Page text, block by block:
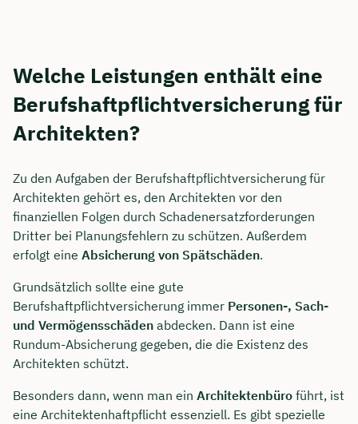
Welche Leistungen enthält eine
Berufshaftpflichtversicherung für
Architekten?
Zu den Aufgaben der Berufshaftpflichtversicherung für
Architekten gehört es, den Architekten vor den
finanziellen Folgen durch Schadenersatzforderungen
Dritter bei Planungsfehlern zu schützen. Außerdem
erfolgt eine Absicherung von Spätschäden.
Grundsätzlich sollte eine gute
Berufshaftpflichtversicherung immer Personen-, Sach-
und Vermögensschäden abdecken. Dann ist eine
Rundum-Absicherung gegeben, die die Existenz des
Architekten schützt.
Besonders dann, wenn man ein Architektenbüro führt, ist
eine Architektenhaftpflicht essenziell. Es gibt spezielle